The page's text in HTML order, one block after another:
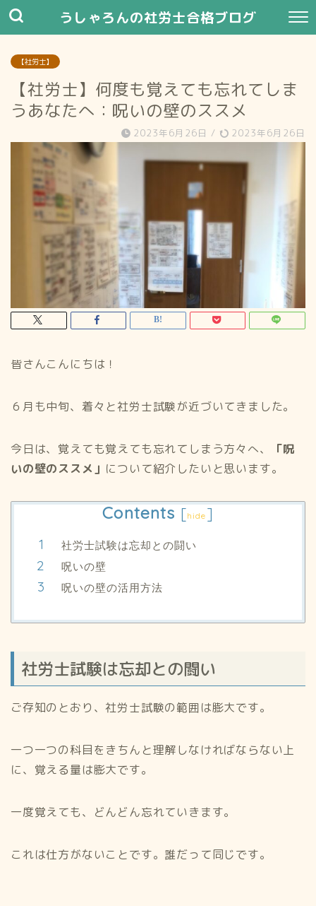
うしゃろんの社労士合格ブログ
【社労士】
【社労士】何度も覚えても忘れてしま
うあなたへ：呪いの壁のススメ
2023年6月26日 / 2023年6月26日
皆さんこんにちは！
６月も中旬、着々と社労士試験が近づいてきました。
今日は、覚えても覚えても忘れてしまう方々へ、
「呪
いの壁のススメ」 について紹介したいと思います。
Contents [hide ]
社労士試験は忘却との闘い
呪いの壁
呪いの壁の活用方法
社労士試験は忘却との闘い
ご存知のとおり、社労士試験の範囲は膨大です。
一つ一つの科目をきちんと理解しなければならない上
に、覚える量は膨大です。
一度覚えても、どんどん忘れていきます。
これは仕方がないことです。誰だって同じです。